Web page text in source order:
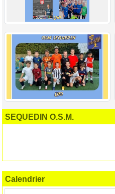
SEQUEDIN O.S.M.
Calendrier